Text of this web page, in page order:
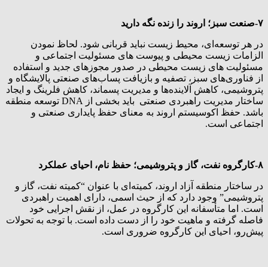
۷-صنعت سبز؛ اروند را زنده نگه دارید
در هر توسعه‌ای، محیط زیست نباید قربانی شود. لحاظ نمودن
الزامات زیست محیطی و پیوست های مسئولیت اجتماعی و
مسئولیت های زیست محیطی در صدور مجوزهای جدید و استفاده
از فناوری‌های سبز، تصفیه و بازیافت پساب‌های صنعتی پالایشگاه و
پتروشیمی، کاهش آلاینده‌ها و مدیریت پسماند، کاهش فلرینگ و ایجاد
ساختار مدیریت راهبردی صنعتی باید بخشی از DNA توسعه منطقه
باشد. حفظ اکوسیستم اروند به معنای حفظ پایداری صنعتی و
اجتماعی است.
۸-کارگروه نفت، گاز و پتروشیمی؛ حفظ نام، احیای عملکرد
در ساختار منطقه آزاد اروند، کمیته‌ای با عنوان “کمیته نفت، گاز و
پتروشیمی” وجود دارد که از حیث اسمی، دارای اهمیت راهبردی
است. اما متأسفانه این کارگروه در عمل، از نقش اجرایی خود
فاصله گرفته و ماهیت خود را از دست داده است. با توجه به تحولات
پیش‌رو، احیای این کارگروه ضروری است.